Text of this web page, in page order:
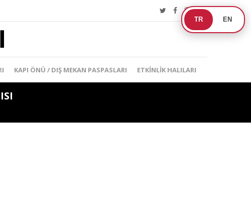
TR EN
KAPI ÖNÜ / DIŞ MEKAN PASPASLARI ETKINLIK HALILARI